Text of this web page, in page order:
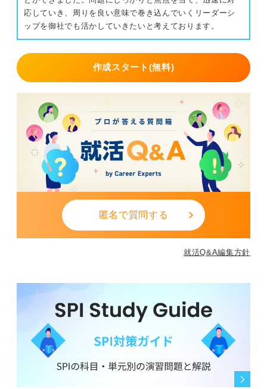
応していき、周りを良い意味で巻き込んでいくリーダーシ
ップを御社でも活かしていきたいと考えております。
作成スタート(無料)
匿名で質問する
就活Q&A編集方針